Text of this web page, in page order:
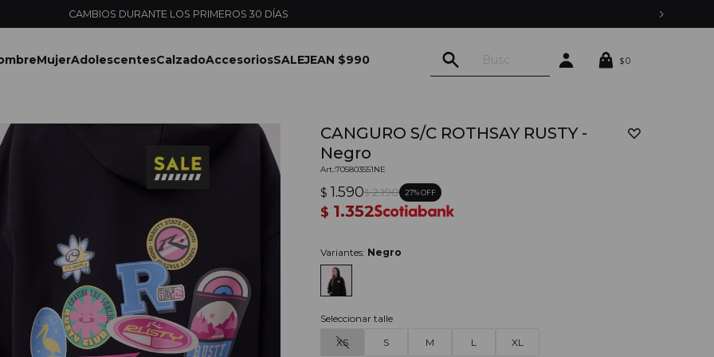
ENVÍOS EXPRESS EN MONTEVIDEO CON PEDIDOS YA
MujerAdolescentesCalzadoAccesoriosSALEJEAN $990 $0
CANGURO S/C ROTHSAY RUSTY -
Negro
705803551NE
$ 1.590$ 2.190 27
$ 1.352
Variantes: Negro
Seleccionar talle
XS
S M L XL